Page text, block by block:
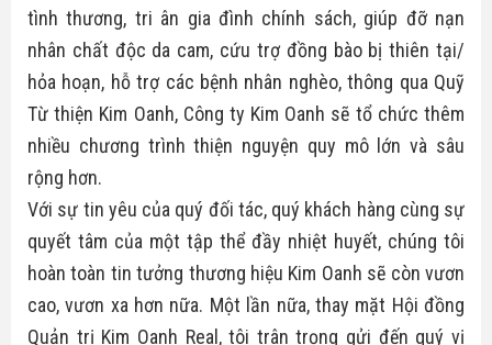
tình thương, tri ân gia đình chính sách, giúp đỡ nạn
nhân chất độc da cam, cứu trợ đồng bào bị thiên tại/
hỏa hoạn, hỗ trợ các bệnh nhân nghèo, thông qua Quỹ
Từ thiện Kim Oanh, Công ty Kim Oanh sẽ tổ chức thêm
nhiều chương trình thiện nguyện quy mô lớn và sâu
rộng hơn.
Với sự tin yêu của quý đối tác, quý khách hàng cùng sự
quyết tâm của một tập thể đầy nhiệt huyết, chúng tôi
hoàn toàn tin tưởng thương hiệu Kim Oanh sẽ còn vươn
cao, vươn xa hơn nữa. Một lần nữa, thay mặt Hội đồng
Quản trị Kim Oanh Real, tôi trân trọng gửi đến quý vị